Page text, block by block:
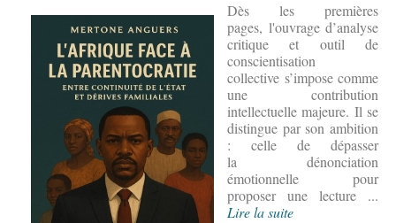
Dès les premières
pages, l'ouvrage d’analyse
critique et outil de
conscientisation
collective s’impose comme
une contribution
intellectuelle majeure. Il se
distingue par son ambition
: celle de dépasser
la dénonciation
émotionnelle pour
proposer une lecture ...
Lire la suite